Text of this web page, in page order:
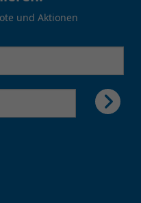
und Aktionen